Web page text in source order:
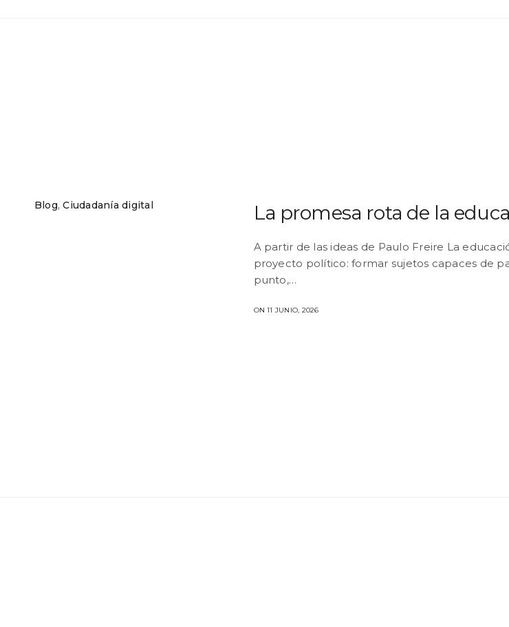
Blog,Ciudadanía digital La promesa rota de la
A partir de las ideas de Paulo Freire La
proyecto político: formar sujetos capaces de
punto,…
ON 11 JUNIO, 2026